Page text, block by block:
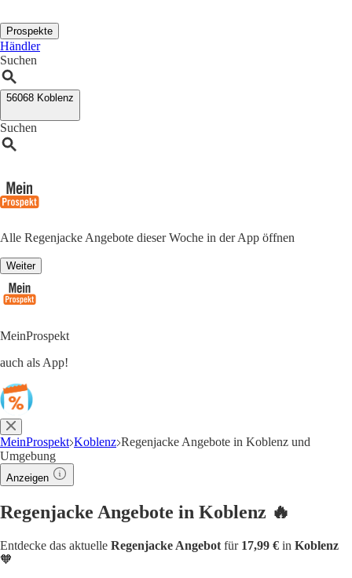
Prospekte
Händler
Suchen
56068 Koblenz
Suchen
Alle Regenjacke Angebote dieser Woche in der App öffnen
Weiter
MeinProspekt
auch als App!
MeinProspekt Koblenz Regenjacke Angebote in Koblenz und
Umgebung
Anzeigen
Regenjacke Angebote in Koblenz 🔥
Entdecke das aktuelle Regenjacke Angebot für 17,99 € in Koblenz
🧡